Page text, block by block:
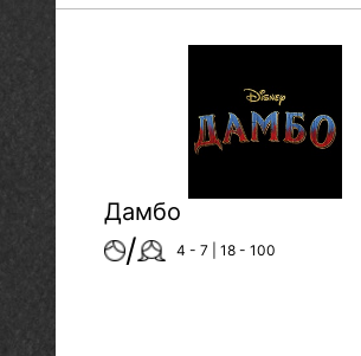
Дамбо
/ 4 - 7 | 18 - 100